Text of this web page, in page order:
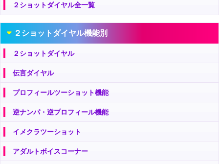
２ショットダイヤル全一覧
２ショットダイヤル機能別
２ショットダイヤル
伝言ダイヤル
プロフィールツーショット機能
逆ナンパ・逆プロフィール機能
イメクラツーショット
アダルトボイスコーナー